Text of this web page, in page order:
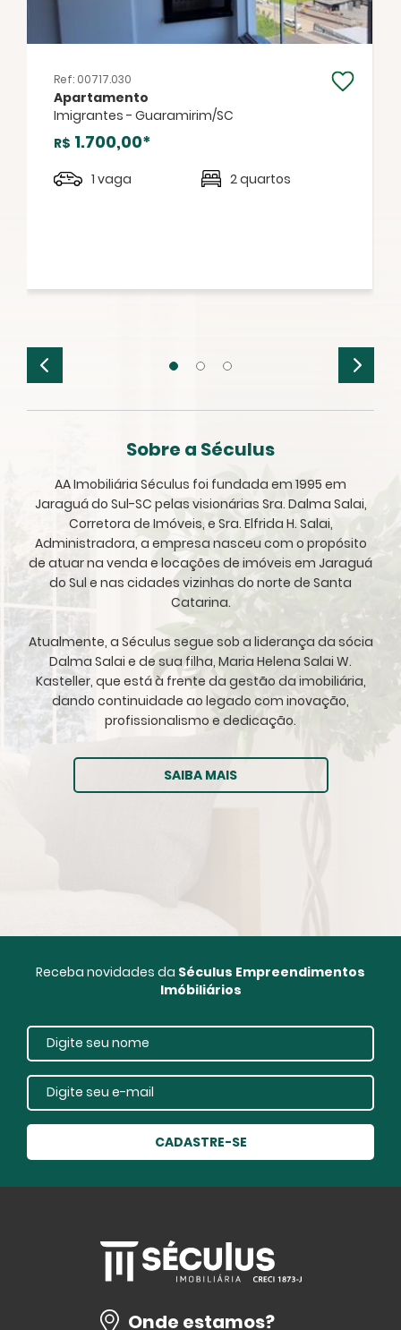
Ref: 00717.030
Apartamento
Imigrantes - Guaramirim/SC
R$ 1.700,00*
1 vaga 2 quartos
Sobre a Séculus
AA Imobiliária Séculus foi fundada em 1995 em
Jaraguá do Sul-SC pelas visionárias Sra. Dalma Salai,
Corretora de Imóveis, e Sra. Elfrida H. Salai,
Administradora, a empresa nasceu com o propósito
de atuar na venda e locações de imóveis em Jaraguá
do Sul e nas cidades vizinhas do norte de Santa
Catarina.
Atualmente, a Séculus segue sob a liderança da sócia
Dalma Salai e de sua filha, Maria Helena Salai W.
Kasteller, que está à frente da gestão da imobiliária,
dando continuidade ao legado com inovação,
profissionalismo e dedicação.
SAIBA MAIS
Receba novidades da Séculus Empreendimentos
Imóbiliários
CADASTRE-SE
Onde estamos?